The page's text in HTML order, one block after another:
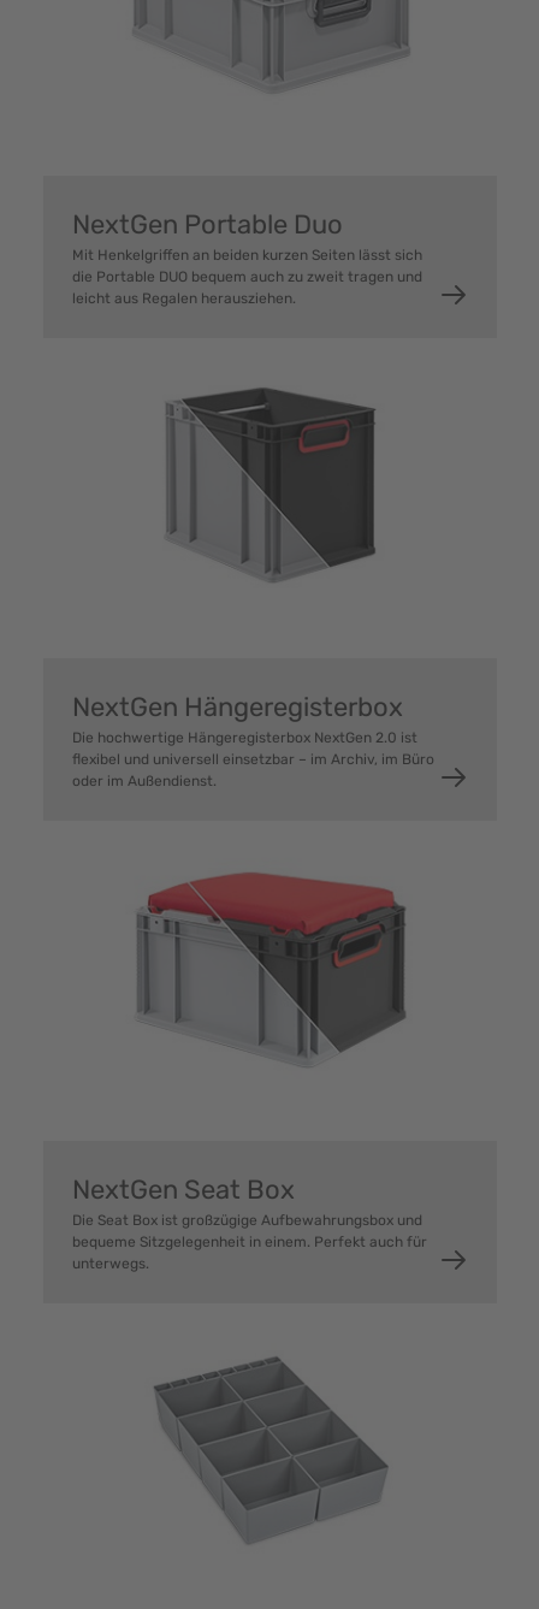
NextGen Portable Duo
Mit Henkelgriffen an beiden kurzen Seiten lässt sich
die Portable DUO bequem auch zu zweit tragen und
leicht aus Regalen herausziehen.
NextGen Hängeregisterbox
Die hochwertige Hängeregisterbox NextGen 2.0 ist
flexibel und universell einsetzbar – im Archiv, im Büro
oder im Außendienst.
NextGen Seat Box
Die Seat Box ist großzügige Aufbewahrungsbox und
bequeme Sitzgelegenheit in einem. Perfekt auch für
unterwegs.